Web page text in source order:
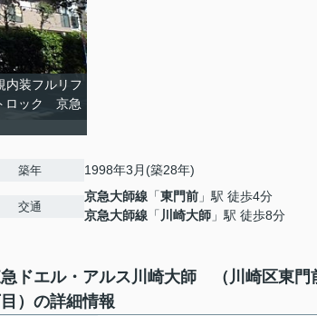
装フルリフ
ロック 京急
築年 1998年3月(築28年)
交通
京急大師線 「東門前 」駅 徒歩4分
京急大師線 「 川崎大師 」駅 徒歩8分
ドエル・アルス川崎大師 （川崎区東門
）の詳細情報